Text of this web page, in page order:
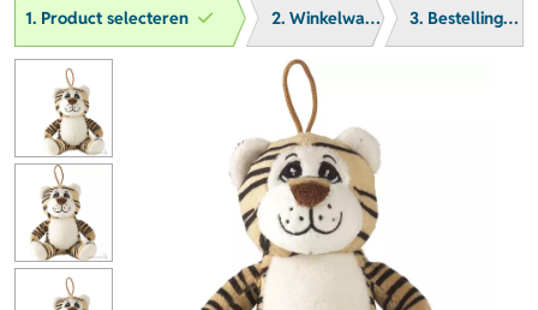
1. Product selecteren 2. Winkelwagen 3. Bestelling afronden